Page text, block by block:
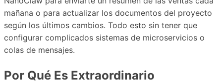
mañana o para actualizar los documentos del proyecto
según los últimos cambios. Todo esto sin tener que
configurar complicados sistemas de microservicios o
colas de mensajes.
Por Qué Es Extraordinario